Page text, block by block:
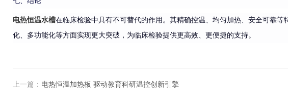
电热恒温水槽在临床检验中具有不可替代的作用。其精确控温、均匀加热、安全可靠
化、多功能化等方面实现更大突破，为临床检验提供更高效、更便捷的支持。
上一篇： 电热恒温加热板 驱动教育科研温控创新引擎